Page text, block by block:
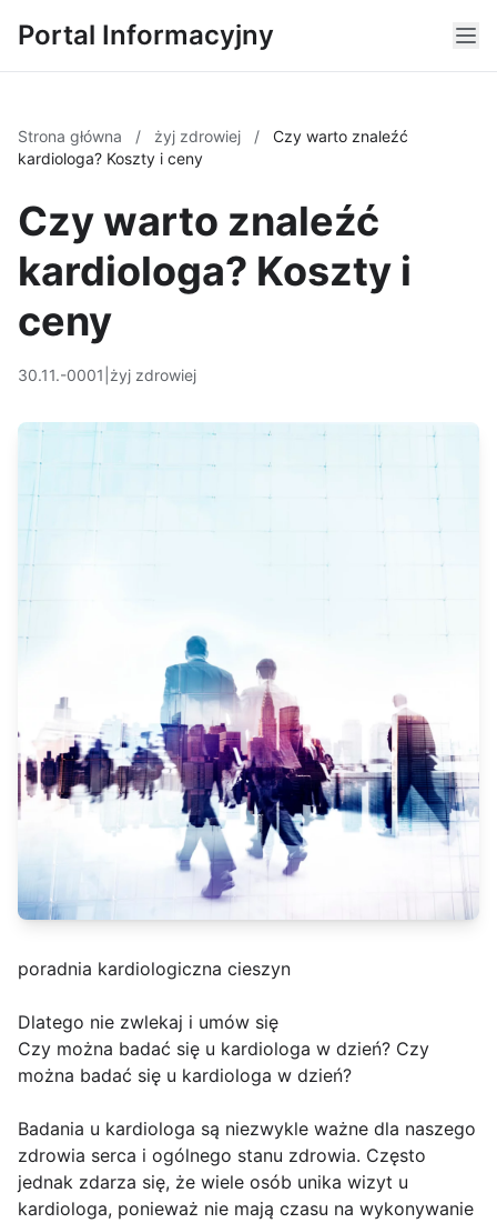
Portal Informacyjny
Strona główna / żyj zdrowiej /
Czy warto znaleźć
kardiologa? Koszty i ceny
Czy warto znaleźć
kardiologa? Koszty i
ceny
30.11.-0001 żyj zdrowiej
poradnia kardiologiczna cieszyn
Dlatego nie zwlekaj i umów się
Czy można badać się u kardiologa w dzień? Czy
można badać się u kardiologa w dzień?
Badania u kardiologa są niezwykle ważne dla naszego
zdrowia serca i ogólnego stanu zdrowia. Często
jednak zdarza się, że wiele osób unika wizyt u
kardiologa, ponieważ nie mają czasu na wykonywanie